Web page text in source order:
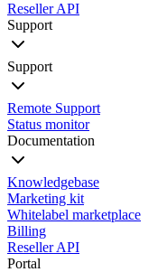
Reseller API
Support
Support
Remote Support
Status monitor
Documentation
Knowledgebase
Marketing kit
Whitelabel marketplace
Billing
Reseller API
Portal